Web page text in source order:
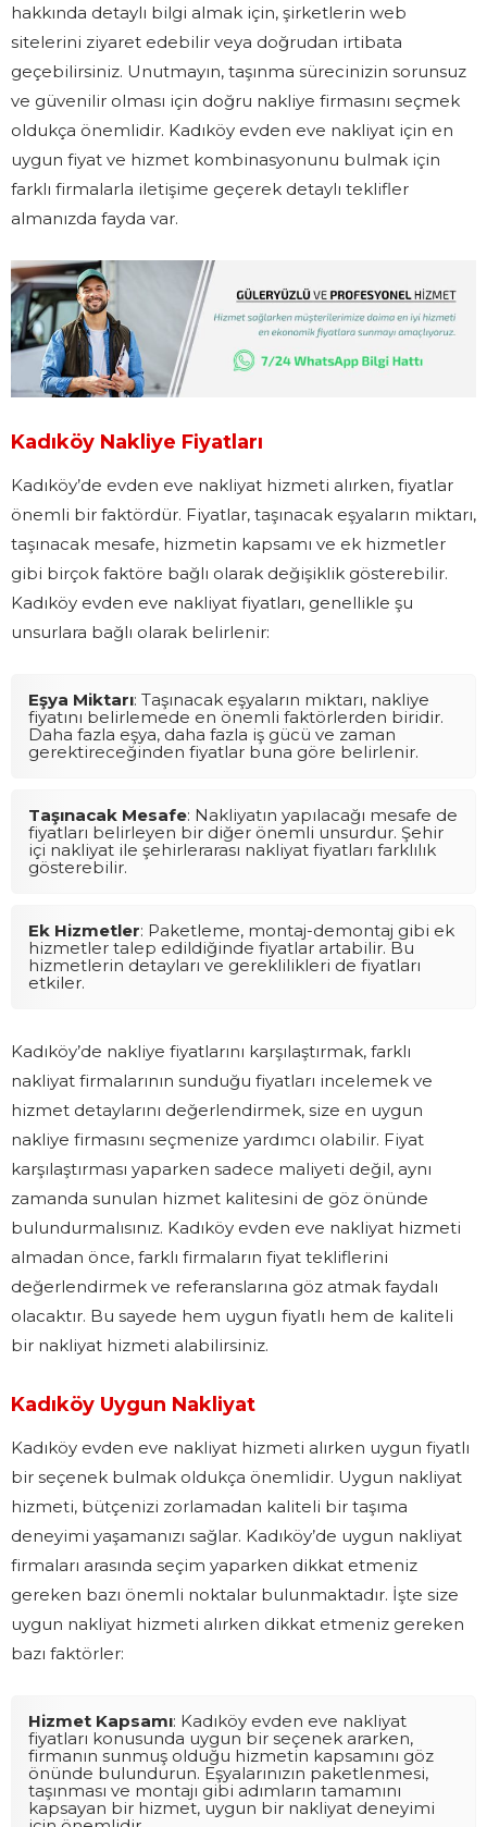
hakkında detaylı bilgi almak için, şirketlerin web
sitelerini ziyaret edebilir veya doğrudan irtibata
geçebilirsiniz. Unutmayın, taşınma sürecinizin sorunsuz
ve güvenilir olması için doğru nakliye firmasını seçmek
oldukça önemlidir. Kadıköy evden eve nakliyat için en
uygun fiyat ve hizmet kombinasyonunu bulmak için
farklı firmalarla iletişime geçerek detaylı teklifler
almanızda fayda var.
Kadıköy Nakliye Fiyatları
Kadıköy’de evden eve nakliyat hizmeti alırken, fiyatlar
önemli bir faktördür. Fiyatlar, taşınacak eşyaların miktarı,
taşınacak mesafe, hizmetin kapsamı ve ek hizmetler
gibi birçok faktöre bağlı olarak değişiklik gösterebilir.
Kadıköy evden eve nakliyat fiyatları, genellikle şu
unsurlara bağlı olarak belirlenir:
Eşya Miktarı: Taşınacak eşyaların miktarı, nakliye
fiyatını belirlemede en önemli faktörlerden biridir.
Daha fazla eşya, daha fazla iş gücü ve zaman
gerektireceğinden fiyatlar buna göre belirlenir.
Taşınacak Mesafe: Nakliyatın yapılacağı mesafe de
fiyatları belirleyen bir diğer önemli unsurdur. Şehir
içi nakliyat ile şehirlerarası nakliyat fiyatları farklılık
gösterebilir.
Ek Hizmetler: Paketleme, montaj-demontaj gibi ek
hizmetler talep edildiğinde fiyatlar artabilir. Bu
hizmetlerin detayları ve gereklilikleri de fiyatları
etkiler.
Kadıköy’de nakliye fiyatlarını karşılaştırmak, farklı
nakliyat firmalarının sunduğu fiyatları incelemek ve
hizmet detaylarını değerlendirmek, size en uygun
nakliye firmasını seçmenize yardımcı olabilir. Fiyat
karşılaştırması yaparken sadece maliyeti değil, aynı
zamanda sunulan hizmet kalitesini de göz önünde
bulundurmalısınız. Kadıköy evden eve nakliyat hizmeti
almadan önce, farklı firmaların fiyat tekliflerini
değerlendirmek ve referanslarına göz atmak faydalı
olacaktır. Bu sayede hem uygun fiyatlı hem de kaliteli
bir nakliyat hizmeti alabilirsiniz.
Kadıköy Uygun Nakliyat
Kadıköy evden eve nakliyat hizmeti alırken uygun fiyatlı
bir seçenek bulmak oldukça önemlidir. Uygun nakliyat
hizmeti, bütçenizi zorlamadan kaliteli bir taşıma
deneyimi yaşamanızı sağlar. Kadıköy’de uygun nakliyat
firmaları arasında seçim yaparken dikkat etmeniz
gereken bazı önemli noktalar bulunmaktadır. İşte size
uygun nakliyat hizmeti alırken dikkat etmeniz gereken
bazı faktörler:
Hizmet Kapsamı: Kadıköy evden eve nakliyat
fiyatları konusunda uygun bir seçenek ararken,
firmanın sunmuş olduğu hizmetin kapsamını göz
önünde bulundurun. Eşyalarınızın paketlenmesi,
taşınması ve montajı gibi adımların tamamını
kapsayan bir hizmet, uygun bir nakliyat deneyimi